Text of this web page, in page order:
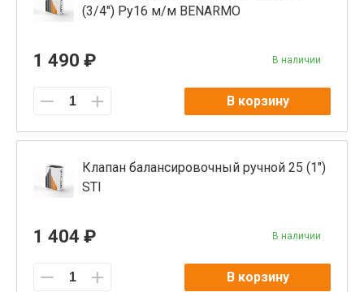
(3/4") Ру16 м/м BENARMO
1 490 ₽ В наличии
В корзину
Клапан балансировочный ручной 25 (1")
STI
1 404 ₽ В наличии
В корзину